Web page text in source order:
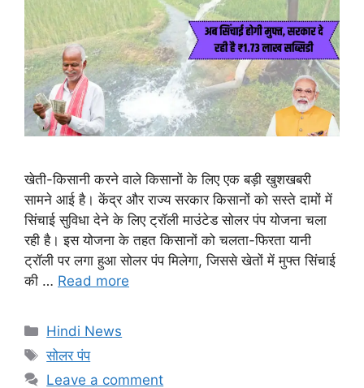
खेती-किसानी करने वाले किसानों के लिए एक बड़ी खुशखबरी
सामने आई है। केंद्र और राज्य सरकार किसानों को सस्ते दामों में
सिंचाई सुविधा देने के लिए ट्रॉली माउंटेड सोलर पंप योजना चला
रही है। इस योजना के तहत किसानों को चलता-फिरता यानी
ट्रॉली पर लगा हुआ सोलर पंप मिलेगा, जिससे खेतों में मुफ्त सिंचाई
की … Read more
Categories
Hindi News
Tags
सोलर पंप
Leave a comment